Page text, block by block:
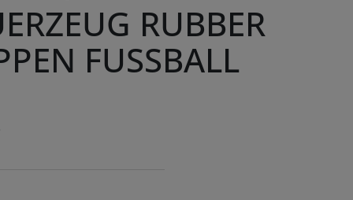
RUBBER
FUSSBALL S